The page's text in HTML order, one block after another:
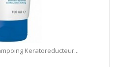
Keratoreducteur...